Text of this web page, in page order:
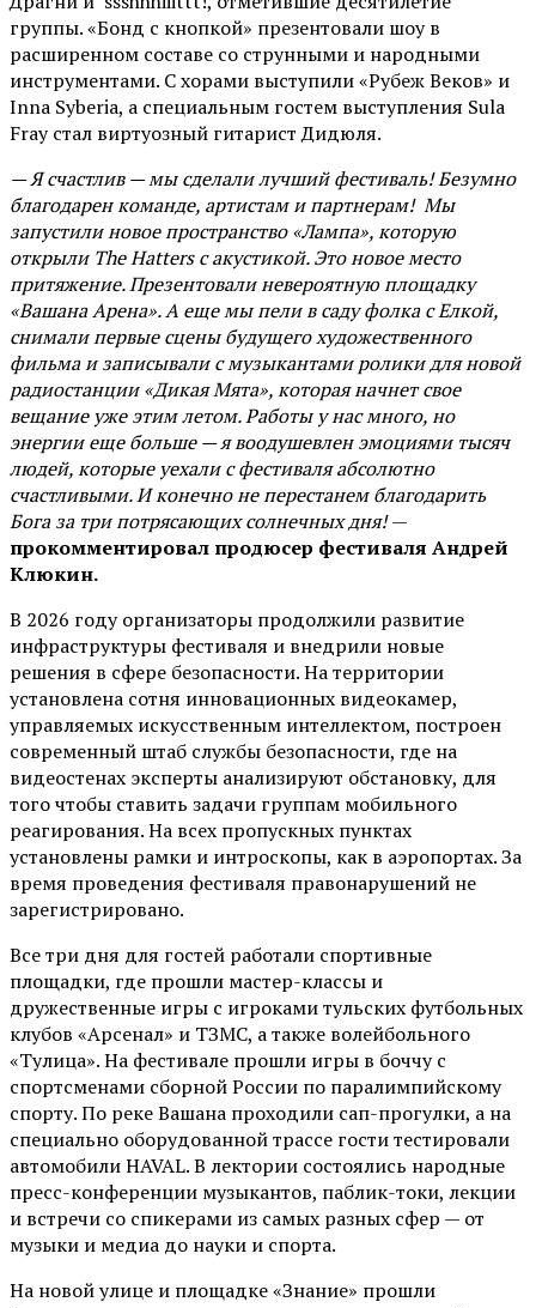
группы. «Бонд с кнопкой» презентовали шоу в
расширенном составе со струнными и народными
инструментами. С хорами выступили «Рубеж Веков» и
Inna Syberia, а специальным гостем выступления Sula
Fray стал виртуозный гитарист Дидюля.
— Я счастлив — мы сделали лучший фестиваль! Безумно
благодарен команде, артистам и партнерам! Мы
запустили новое пространство «Лампа», которую
открыли The Hatters с акустикой. Это новое место
притяжение. Презентовали невероятную площадку
«Вашана Арена». А еще мы пели в саду фолка с Елкой,
снимали первые сцены будущего художественного
фильма и записывали с музыкантами ролики для новой
радиостанции «Дикая Мята», которая начнет свое
вещание уже этим летом. Работы у нас много, но
энергии еще больше — я воодушевлен эмоциями тысяч
людей, которые уехали с фестиваля абсолютно
счастливыми. И конечно не перестанем благодарить
Бога за три потрясающих солнечных дня!—
прокомментировал продюсер фестиваля Андрей
Клюкин.
В 2026 году организаторы продолжили развитие
инфраструктуры фестиваля и внедрили новые
решения в сфере безопасности. На территории
установлена сотня инновационных видеокамер,
управляемых искусственным интеллектом, построен
современный штаб службы безопасности, где на
видеостенах эксперты анализируют обстановку, для
того чтобы ставить задачи группам мобильного
реагирования. На всех пропускных пунктах
установлены рамки и интроскопы, как в аэропортах. За
время проведения фестиваля правонарушений не
зарегистрировано.
Все три дня для гостей работали спортивные
площадки, где прошли мастер-классы и
дружественные игры с игроками тульских футбольных
клубов «Арсенал» и ТЗМС, а также волейбольного
«Тулица». На фестивале прошли игры в боччу с
спортсменами сборной России по паралимпийскому
спорту. По реке Вашана проходили сап-прогулки, а на
специально оборудованной трассе гости тестировали
автомобили HAVAL. В лектории состоялись народные
пресс-конференции музыкантов, паблик-токи, лекции
и встречи со спикерами из самых разных сфер — от
музыки и медиа до науки и спорта.
На новой улице и площадке «Знание» прошли